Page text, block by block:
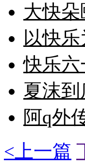
大快
以快
快乐六
夏沫
阿q外
<上一篇